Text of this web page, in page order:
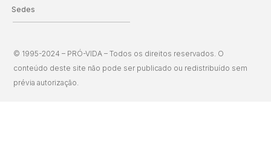
Sedes
© 1995-2024 – PRÓ-VIDA – Todos os direitos reservados. O
conteúdo deste site não pode ser publicado ou redistribuído sem
prévia autorização.